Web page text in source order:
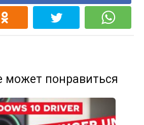
может понравиться